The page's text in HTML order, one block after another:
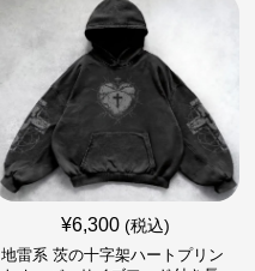
¥6,300 (税込)
地雷系 茨の十字架ハートプリン